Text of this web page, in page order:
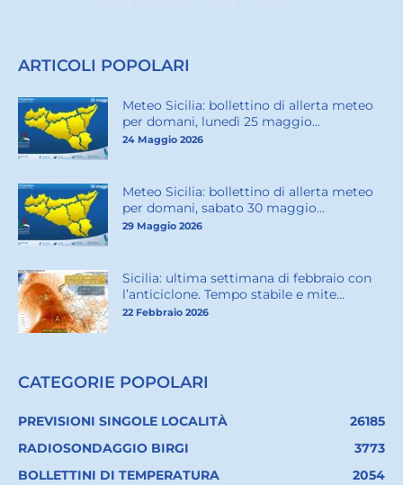
ARTICOLI POPOLARI
Meteo Sicilia: bollettino di allerta meteo
per domani, lunedì 25 maggio...
24 Maggio 2026
Meteo Sicilia: bollettino di allerta meteo
per domani, sabato 30 maggio...
29 Maggio 2026
Sicilia: ultima settimana di febbraio con
l’anticiclone. Tempo stabile e mite...
22 Febbraio 2026
CATEGORIE POPOLARI
PREVISIONI SINGOLE LOCALITÀ
26185
RADIOSONDAGGIO BIRGI
3773
BOLLETTINI DI TEMPERATURA
2054